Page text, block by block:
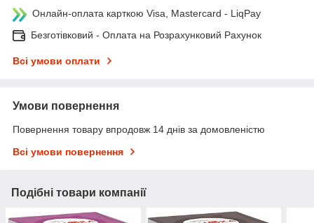
Онлайн-оплата карткою Visa, Mastercard - LiqPay
Безготівковий - Оплата на Розрахунковий Рахунок
Всі умови оплати
Умови повернення
Повернення товару впродовж 14 днів за домовленістю
Всі умови повернення
Подібні товари компанії